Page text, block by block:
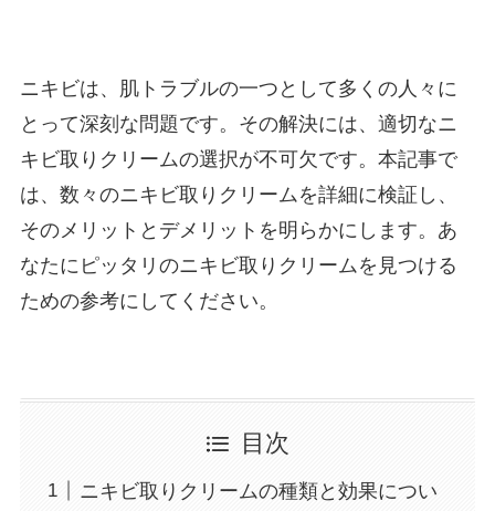
ニキビは、肌トラブルの一つとして多くの人々に
とって深刻な問題です。その解決には、適切なニ
キビ取りクリームの選択が不可欠です。本記事で
は、数々のニキビ取りクリームを詳細に検証し、
そのメリットとデメリットを明らかにします。あ
なたにピッタリのニキビ取りクリームを見つける
ための参考にしてください。
目次
ニキビ取りクリームの種類と効果につい